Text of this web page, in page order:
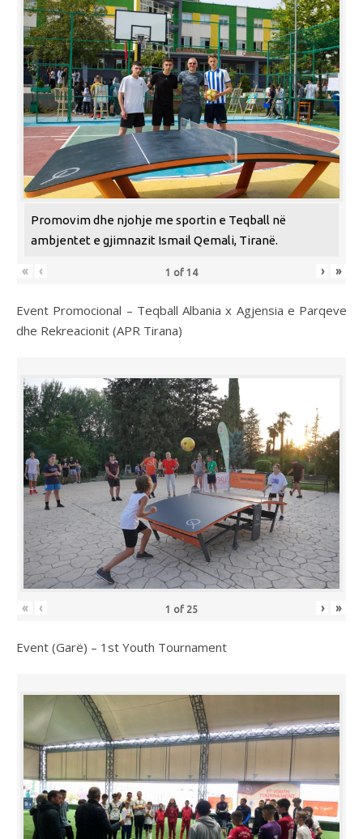
Promovim dhe njohje me sportin e Teqball në
ambjentet e gjimnazit Ismail Qemali, Tiranë.
« ‹ 1 of 14 › »
Event Promocional – Teqball Albania x Agjensia e Parqeve
dhe Rekreacionit (APR Tirana)
« ‹ 1 of 25 › »
Event (Garë) – 1st Youth Tournament